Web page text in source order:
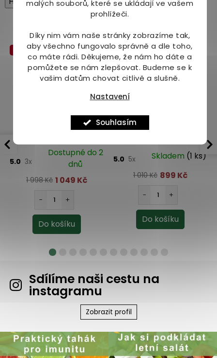
malých souborů, které se ukládají ve vašem
prohlížeči.
Díky nim vám naše stránky zobrazíme tak,
aby všechno fungovalo správně a dle toho,
co máte rádi. Děkujeme, že nám ho dáte a
pomůžete se nám zlepšovat. Budeme se k
vašim datům chovat citlivě a slušně.
Nastavení
Souhlasím
Mohlo by Vás zajímat
Akce
Curapil DUO 90 tbl.
5.0 3x
Dostupné do 2
dnů
1 998 Kč 1 049 Kč
Finclub Fin Evocaps 56
5.0 5x Skladem (1 ks)
1 010 Kč 899 Kč
Sdílíme naši cestu na
instagramu
Zobrazit profil